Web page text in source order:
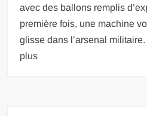
avec des ballons remplis
première fois, une machine
glisse dans l’arsenal
plus